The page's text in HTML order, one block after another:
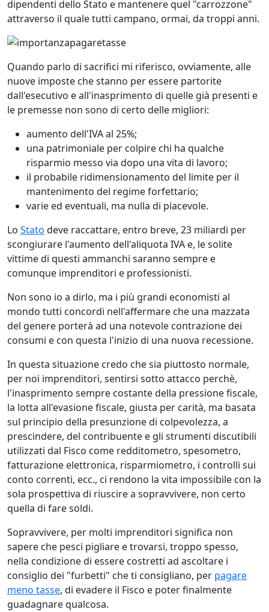
dipendenti dello Stato e mantenere quel "carrozzone"
attraverso il quale tutti campano, ormai, da troppi anni.
Quando parlo di sacrifici mi riferisco, ovviamente, alle
nuove imposte che stanno per essere partorite
dall'esecutivo e all'inasprimento di quelle già presenti e
le premesse non sono di certo delle migliori:
aumento dell'IVA al 25%;
una patrimoniale per colpire chi ha qualche
risparmio messo via dopo una vita di lavoro;
il probabile ridimensionamento del limite per il
mantenimento del regime forfettario;
varie ed eventuali, ma nulla di piacevole.
Lo Stato deve raccattare, entro breve, 23 miliardi per
scongiurare l'aumento dell'aliquota IVA e, le solite
vittime di questi ammanchi saranno sempre e
comunque imprenditori e professionisti.
Non sono io a dirlo, ma i più grandi economisti al
mondo tutti concordi nell'affermare che una mazzata
del genere porterà ad una notevole contrazione dei
consumi e con questa l'inizio di una nuova recessione.
In questa situazione credo che sia piuttosto normale,
per noi imprenditori, sentirsi sotto attacco perchè,
l'inasprimento sempre costante della pressione fiscale,
la lotta all'evasione fiscale, giusta per carità, ma basata
sul principio della presunzione di colpevolezza, a
prescindere, del contribuente e gli strumenti discutibili
utilizzati dal Fisco come redditometro, spesometro,
fatturazione elettronica, risparmiometro, i controlli sui
conto correnti, ecc., ci rendono la vita impossibile con la
sola prospettiva di riuscire a sopravvivere, non certo
quella di fare soldi.
Sopravvivere, per molti imprenditori significa non
sapere che pesci pigliare e trovarsi, troppo spesso,
nella condizione di essere costretti ad ascoltare i
consiglio dei "furbetti" che ti consigliano, per pagare
meno tasse, di evadere il Fisco e poter finalmente
guadagnare qualcosa.